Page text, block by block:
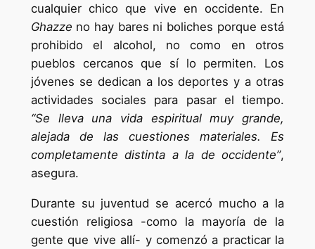
cualquier chico que vive en occidente. En
Ghazze no hay bares ni boliches porque está
prohibido el alcohol, no como en otros
pueblos cercanos que sí lo permiten. Los
jóvenes se dedican a los deportes y a otras
actividades sociales para pasar el tiempo.
“Se lleva una vida espiritual muy grande,
alejada de las cuestiones materiales. Es
completamente distinta a la de occidente”,
asegura.
Durante su juventud se acercó mucho a la
cuestión religiosa -como la mayoría de la
gente que vive allí- y comenzó a practicar la